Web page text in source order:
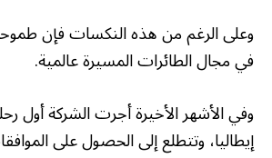
وعلى الرغم من هذه النكسات فإن
في مجال الطائرات المسيرة عالمية.
وفي الأشهر الأخيرة أجرت الشركة أول
إيطاليا، وتتطلع إلى الحصول على